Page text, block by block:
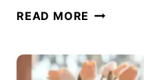
A
I
O
रा
त
?
READ MORE E
-